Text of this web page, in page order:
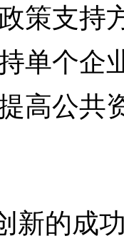
策支持
单个企
高公共
的成功